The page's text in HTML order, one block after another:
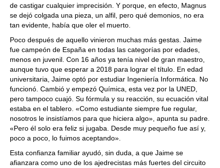
de castigar cualquier imprecisión. Y porque, en efecto, Magnus
se dejó colgada una pieza, un alfil, pero qué demonios, no era
tan evidente, había que oler el muerto.
Poco después de aquello vinieron muchas más gestas. Jaime
fue campeón de España en todas las categorías por edades,
menos en juvenil. Con 16 años ya tenía nivel de gran maestro,
aunque tuvo que esperar a 2018 para lograr el título. En edad
universitaria, Jaime optó por estudiar Ingeniería Informática. No
funcionó. Cambió y empezó Química, esta vez por la UNED,
pero tampoco cuajó. Su fórmula y su reacción, su ecuación vital
estaba en el tablero. «Como estudiante siempre fue regular,
nosotros le insistíamos para que hiciera algo», apunta su padre.
«Pero él solo era feliz si jugaba. Desde muy pequeño fue así y,
poco a poco, lo fuimos aceptando».
Esta confianza familiar ayudó, sin duda, a que Jaime se
afianzara como uno de los ajedrecistas más fuertes del circuito